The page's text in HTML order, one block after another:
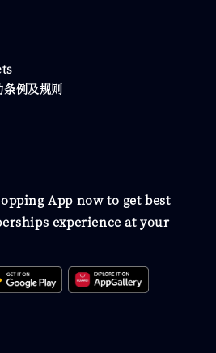
条例及规则
App now to get best
experience at your